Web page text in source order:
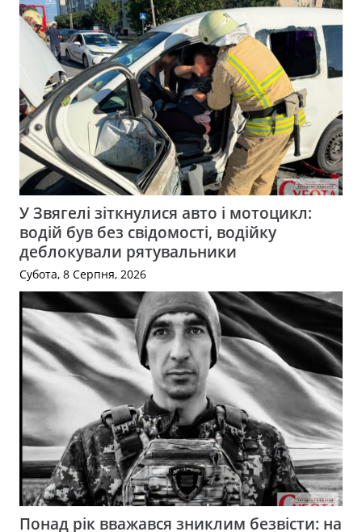
У Звягелі зіткнулися авто і мотоцикл:
водій був без свідомості, водійку
деблокували рятувальники
Субота, 8 Серпня, 2026
Понад рік вважався зниклим безвісти: на